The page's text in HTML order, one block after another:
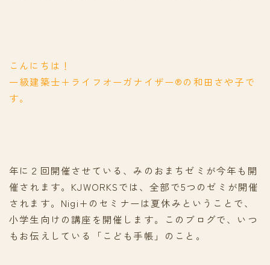
こんにちは！
一級建築士＋ライフオーガナイザー®の和田さや子で
す。
年に２回開催させている、みのおまちゼミが今年も開
催されます。KJWORKSでは、全部で5つのゼミが開催
されます。Nigi+のセミナーは夏休みということで、
小学生向けの講座を開催します。このブログで、いつ
もお伝えしている「こども手帳」のこと。